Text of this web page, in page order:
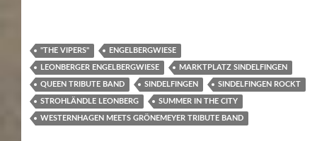
"THE VIPERS" ENGELBERGWIESE
LEONBERGER ENGELBERGWIESE MARKTPLATZ SINDELFINGEN
QUEEN TRIBUTE BAND SINDELFINGEN SINDELFINGEN ROCKT
STROHLÄNDLE LEONBERG SUMMER IN THE CITY
WESTERNHAGEN MEETS GRÖNEMEYER TRIBUTE BAND